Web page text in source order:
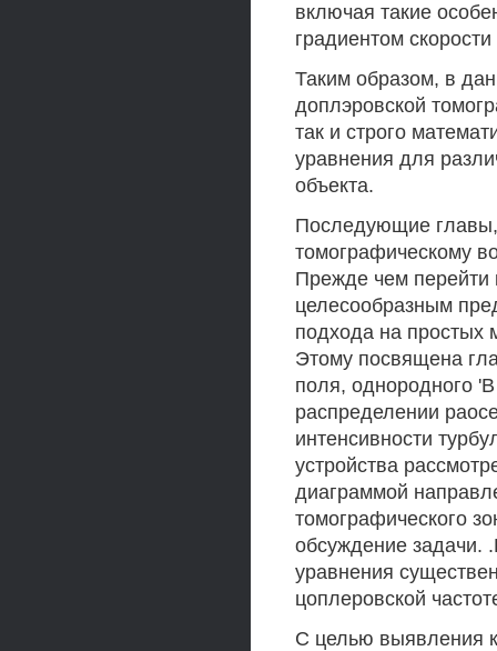
включая такие
градиентом
Таким образом, в
доплэровской
так и строго
уравнения для
объекта.
Последующие
томографическому
Прежде чем перейти
целесообразным
подхода на простых
Этому посвящена
поля, однородного
распределении
интенсивности
устройства
диаграммой
томографического
обсуждение задачи.
уравнения
цоплеровской
С целью выявления